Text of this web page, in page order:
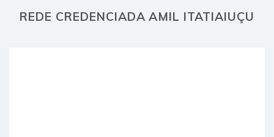
REDE CREDENCIADA AMIL ITATIAIUÇU